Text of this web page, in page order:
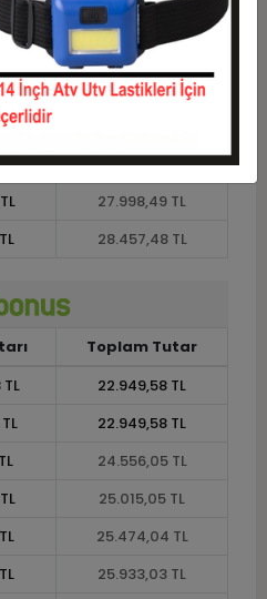
25.933,03 TL
26.392,02 TL
26.851,01 TL
27.769,00 TL
27.998,49 TL
28.457,48 TL
Toplam Tutar
22.949,58 TL
22.949,58 TL
24.556,05 TL
25.015,05 TL
25.474,04 TL
25.933,03 TL